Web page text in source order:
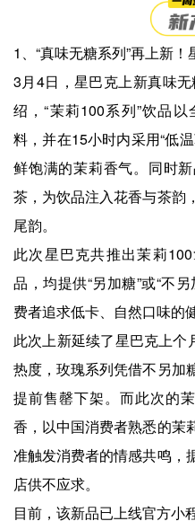
1、“真味无糖系列”再上新
3月4日，星巴克上新真味
绍，“茉莉100系列”饮品
料，并在15小时内采用“低
鲜饱满的茉莉香气。同时
茶，为饮品注入花香与茶韵
尾韵。
此次星巴克共推出茉莉
品，均提供“另加糖”或“不
费者追求低卡、自然口味的
此次上新延续了星巴克上个
热度，玫瑰系列凭借不另加
提前售罄下架。而此次的
香，以中国消费者熟悉的茉
准触发消费者的情感共鸣，
店供不应求。
目前，该新品已上线官方小